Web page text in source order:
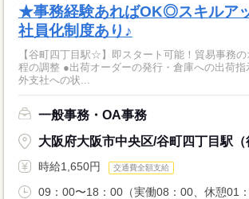
★事務経験あればOK◎スキルア
社員化制度あり♪
【谷町四丁目駅☆】即スタート可能！貿易事務のオシ
程の調整 ●出荷オーダーの発行・倉庫への出荷
外支社への状...
一般事務・OA事務
大阪府大阪市中央区/谷町四丁目駅（
時給1,650円 交通費全額支給
09：00〜18：00（実働08：00、休憩01：